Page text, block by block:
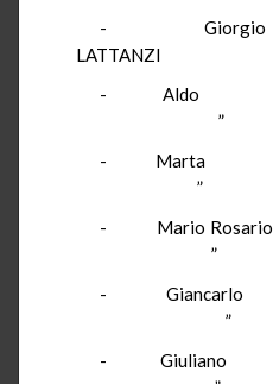
-
Giorgio
LATTANZI
-
Aldo
”
-
Marta
”
-
Mario Rosario
”
-
Giancarlo
”
-
Giuliano